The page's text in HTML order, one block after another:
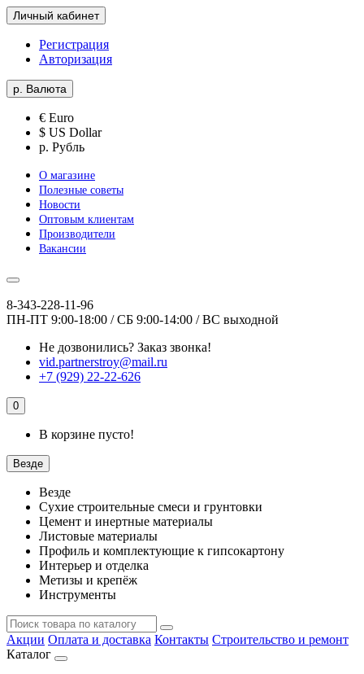
Личный кабинет
Регистрация
Авторизация
р. Валюта
€ Euro
$ US Dollar
р. Рубль
О магазине
Полезные советы
Новости
Оптовым клиентам
Производители
Вакансии
8-343-228-11-96
ПН-ПТ 9:00-18:00 / СБ 9:00-14:00 / ВС выходной
Не дозвонились? Заказ звонка!
vid.partnerstroy@mail.ru
+7 (929) 22-22-626
0
В корзине пусто!
Везде
Везде
Сухие строительные смеси и грунтовки
Цемент и инертные материалы
Листовые материалы
Профиль и комплектующие к гипсокартону
Интерьер и отделка
Метизы и крепёж
Инструменты
Акции Оплата и доставка Контакты Строительство и ремонт
Каталог